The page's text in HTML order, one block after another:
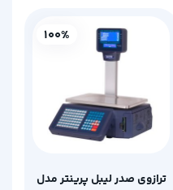
ترازوی صدر لیبل پرینتر مدل
100%